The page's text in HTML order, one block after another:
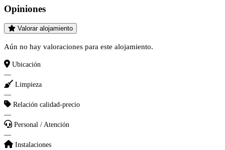
Opiniones
Valorar alojamiento
Aún no hay valoraciones para este alojamiento.
Ubicación
—
Limpieza
—
Relación calidad-precio
—
Personal / Atención
—
Instalaciones